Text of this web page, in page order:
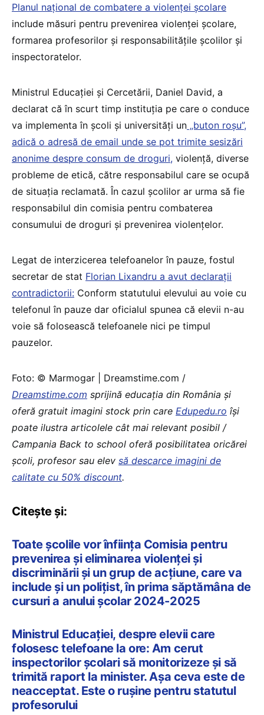
Planul național de combatere a violenței școlare
include măsuri pentru prevenirea violenței școlare,
formarea profesorilor și responsabilitățile școlilor și
inspectoratelor.
Ministrul Educației și Cercetării, Daniel David, a
declarat că în scurt timp instituția pe care o conduce
va implementa în școli și universități un „buton roșu”,
adică o adresă de email unde se pot trimite sesizări
anonime despre consum de droguri, violență, diverse
probleme de etică, către responsabilul care se ocupă
de situația reclamată. În cazul școlilor ar urma să fie
responsabilul din comisia pentru combaterea
consumului de droguri și prevenirea violențelor.
Legat de interzicerea telefoanelor în pauze, fostul
secretar de stat Florian Lixandru a avut declarații
contradictorii: Conform statutului elevului au voie cu
telefonul în pauze dar oficialul spunea că elevii n-au
voie să folosească telefoanele nici pe timpul
pauzelor.
Foto: © Marmogar | Dreamstime.com /
Dreamstime.com sprijină educaţia din România şi
oferă gratuit imagini stock prin care Edupedu.ro îşi
poate ilustra articolele cât mai relevant posibil /
Campania Back to school oferă posibilitatea oricărei
școli, profesor sau elev să descarce imagini de
calitate cu 50% discount.
Citește și:
Toate școlile vor înființa Comisia pentru
prevenirea și eliminarea violenței și
discriminării și un grup de acțiune, care va
include și un polițist, în prima săptămâna de
cursuri a anului școlar 2024-2025
Ministrul Educației, despre elevii care
folosesc telefoane la ore: Am cerut
inspectorilor școlari să monitorizeze și să
trimită raport la minister. Așa ceva este de
neacceptat. Este o rușine pentru statutul
profesorului